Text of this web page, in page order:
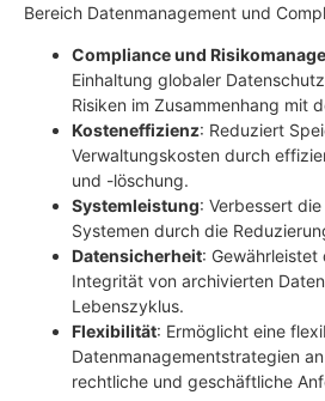
Bereich Datenmanagement und
Compliance und
Einhaltung globaler
Risiken im Zusammenhang mit
Kosteneffizienz: Reduziert
Verwaltungskosten durch
und -löschung.
Systemleistung: Verbessert
Systemen durch die
Datensicherheit: Gewährleistet
Integrität von archivierten
Lebenszyklus.
Flexibilität: Ermöglicht eine
Datenmanagementstrategien
rechtliche und geschäftliche